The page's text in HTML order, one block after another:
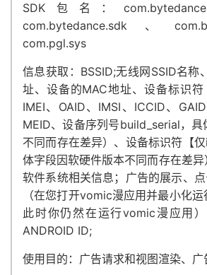
SDK包名：
com.bytedance.sdk、
com.pgl.sys
信息获取：BSSID;无线网SSID名称
址、设备的MAC地址、设备标识
IMEI、OAID、IMSI、ICCID、
MEID、设备序列号build_serial，
不同而存在差异）、设备标识符【
体字段因软硬件版本不同而存在差异
软件系统相关信息；广告的展示、
（在您打开vomic漫应用并最小化运
此时你仍然在运行vomic漫应用）
ANDROID ID;
使用目的：广告请求和视图渲染、